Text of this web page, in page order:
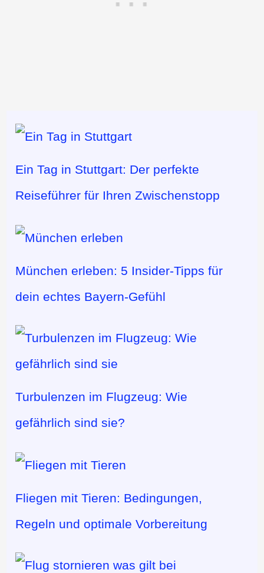
Ein Tag in Stuttgart: Der perfekte
Reiseführer für Ihren Zwischenstopp
München erleben: 5 Insider-Tipps für
dein echtes Bayern-Gefühl
Turbulenzen im Flugzeug: Wie
gefährlich sind sie?
Fliegen mit Tieren: Bedingungen,
Regeln und optimale Vorbereitung